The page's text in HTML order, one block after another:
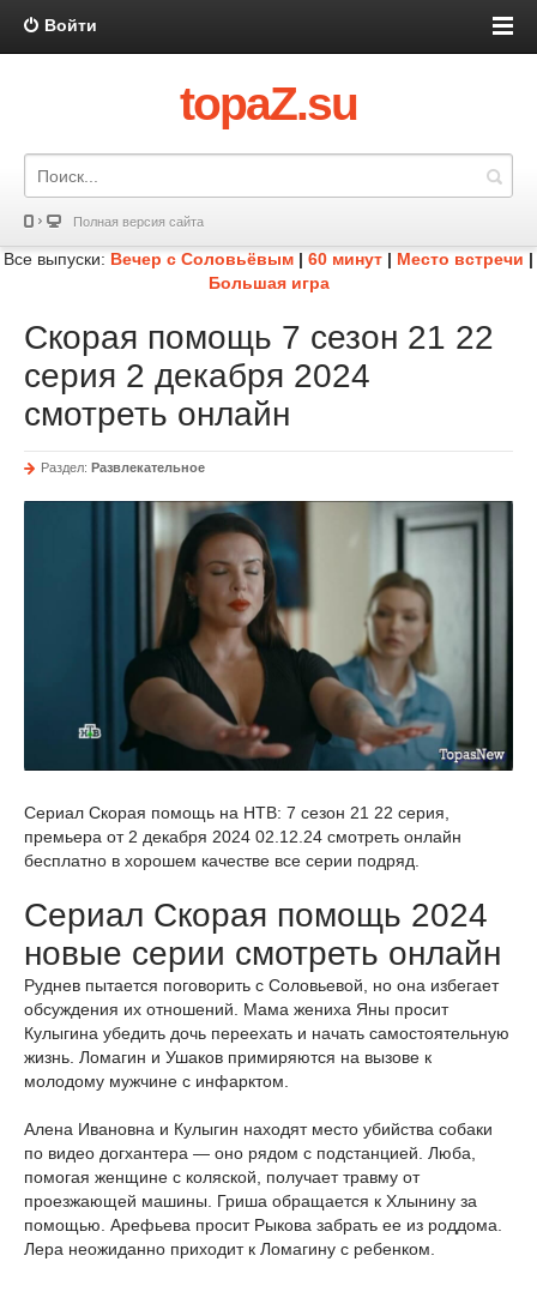
Войти
topaZ.su
Полная версия сайта
Все выпуски: Вечер с Соловьёвым | 60 минут | Место встречи |
Большая игра
Скорая помощь 7 сезон 21 22
серия 2 декабря 2024
смотреть онлайн
Раздел: Развлекательное
Сериал Скорая помощь на НТВ: 7 сезон 21 22 серия,
премьера от 2 декабря 2024 02.12.24 смотреть онлайн
бесплатно в хорошем качестве все серии подряд.
Сериал Скорая помощь 2024
новые серии смотреть онлайн
Руднев пытается поговорить с Соловьевой, но она избегает
обсуждения их отношений. Мама жениха Яны просит
Кулыгина убедить дочь переехать и начать самостоятельную
жизнь. Ломагин и Ушаков примиряются на вызове к
молодому мужчине с инфарктом.
Алена Ивановна и Кулыгин находят место убийства собаки
по видео догхантера — оно рядом с подстанцией. Люба,
помогая женщине с коляской, получает травму от
проезжающей машины. Гриша обращается к Хлынину за
помощью. Арефьева просит Рыкова забрать ее из роддома.
Лера неожиданно приходит к Ломагину с ребенком.